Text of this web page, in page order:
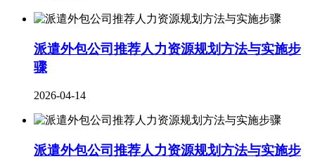
派遣外包公司推荐人力资源规划方法与实施步
骤
2026-04-14
派遣外包公司推荐人力资源规划方法与实施步